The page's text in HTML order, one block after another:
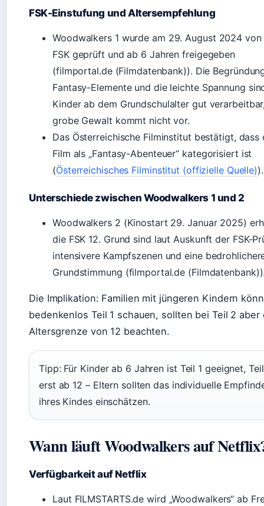
FSK-Einstufung und Altersempfehlung
Woodwalkers 1 wurde am 29. August 2024 von
FSK geprüft und ab 6 Jahren freigegeben
(filmportal.de (Filmdatenbank)). Die
Fantasy-Elemente und die leichte Spannung
Kinder ab dem Grundschulalter gut
grobe Gewalt kommt nicht vor.
Das Österreichische Filminstitut bestätigt, dass
Film als „Fantasy-Abenteuer“ kategorisiert ist
(Österreichisches Filminstitut (offizielle Quelle)).
Unterschiede zwischen Woodwalkers 1 und 2
Woodwalkers 2 (Kinostart 29. Januar 2025)
die FSK 12. Grund sind laut Auskunft der FSK-
intensivere Kampfszenen und eine
Grundstimmung (filmportal.de
Die Implikation: Familien mit jüngeren Kindern
bedenkenlos Teil 1 schauen, sollten bei Teil 2 aber
Altersgrenze von 12 beachten.
Tipp: Für Kinder ab 6 Jahren ist Teil 1 geeignet,
erst ab 12 – Eltern sollten das individuelle
ihres Kindes einschätzen.
Wann läuft Woodwalkers auf
Verfügbarkeit auf Netflix
Laut FILMSTARTS.de wird „Woodwalkers“ ab